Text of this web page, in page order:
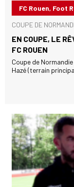
FC Rouen, Foot
COUPE DE
EN COUPE, LE
FC ROUEN
Coupe de Normandie
Hazé (terrain